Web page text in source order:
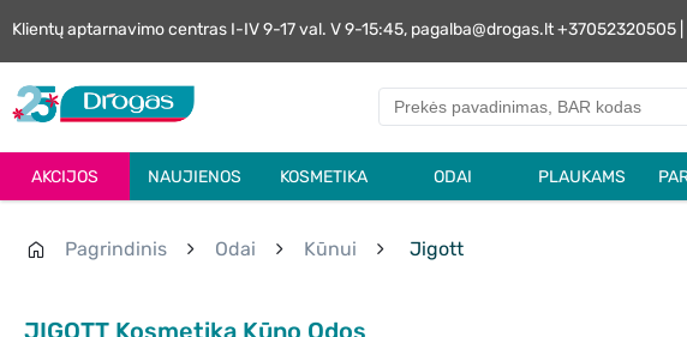
Klientų aptarnavimo centras I-IV 9-17 val. V 9-15:45, pagalba@drogas.lt
AKCIJOS NAUJIENOS KOSMETIKA ODAI PLAUKAMS
Pagrindinis Odai Kūnui Jigott
JIGOTT Kosmetika Kūno Odos